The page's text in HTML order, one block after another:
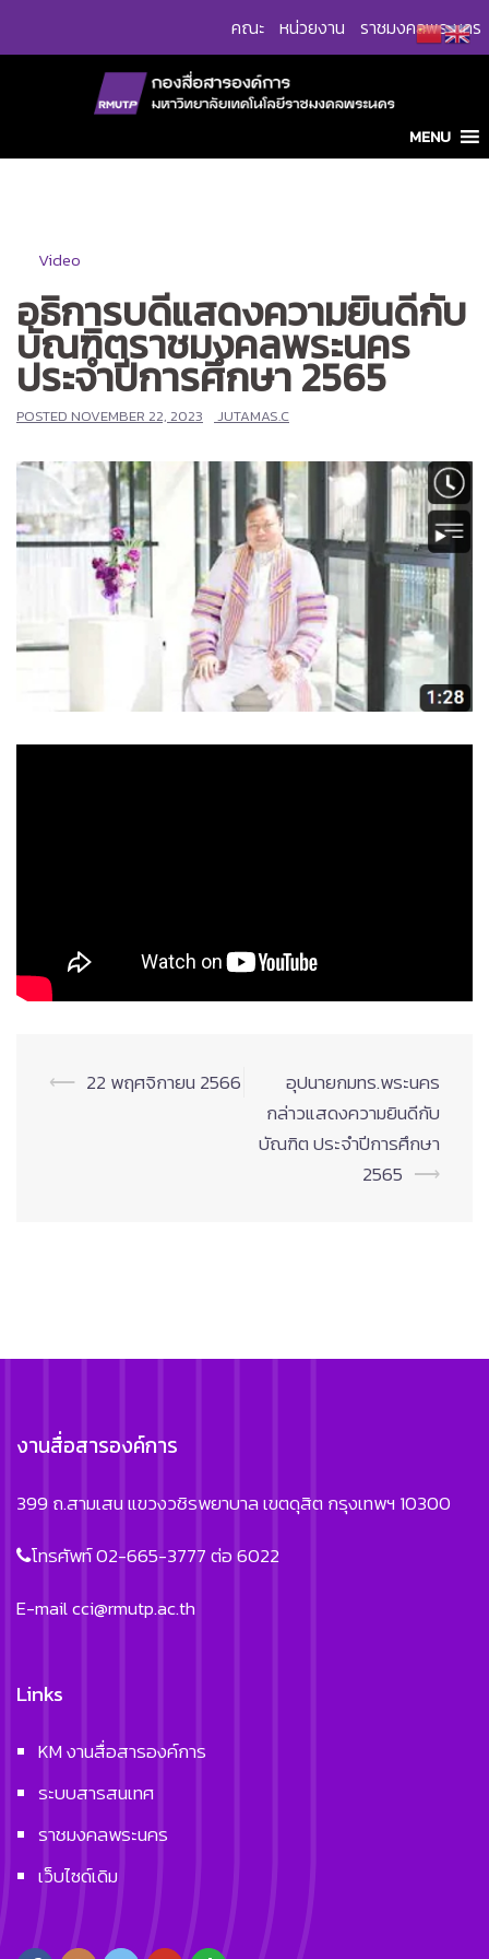
คณะ หน่วยงาน ราชมงคลพระนคร
MENU
Video
อธิการบดีแสดงความยินดีกับ
บัณฑิตราชมงคลพระนคร
ประจำปีการศึกษา 2565
POSTED NOVEMBER 22, 2023 JUTAMAS.C
Post
⟵ 22 พฤศจิกายน 2566
อุปนายกมทร.พระนคร
กล่าวแสดงความยินดีกับ
บัณฑิต ประจำปีการศึกษา
2565 ⟶
งานสื่อสารองค์การ
399 ถ.สามเสน แขวงวชิรพยาบาล เขตดุสิต กรุงเทพฯ 10300
โทรศัพท์ 02-665-3777 ต่อ 6022
E-mailcci@rmutp.ac.th
Links
KM งานสื่อสารองค์การ
ระบบสารสนเทศ
ราชมงคลพระนคร
เว็บไซด์เดิม